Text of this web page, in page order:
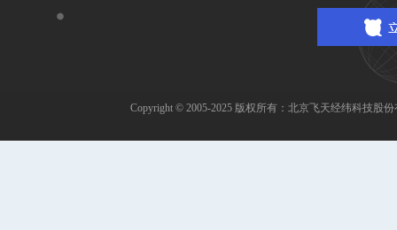
Copyright © 2005-2025 版权所有：北京飞天经纬科技股